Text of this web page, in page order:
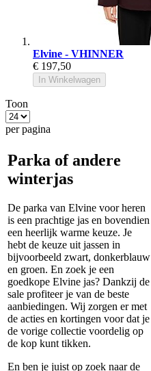
Elvine - VHINNER
€ 197,50
In Winkelwagen
Toon
per pagina
Parka of andere
winterjas
De parka van Elvine voor heren
is een prachtige jas en bovendien
een heerlijk warme keuze. Je
hebt de keuze uit jassen in
bijvoorbeeld zwart, donkerblauw
en groen. En zoek je een
goedkope Elvine jas? Dankzij de
sale profiteer je van de beste
aanbiedingen. Wij zorgen er met
de acties en kortingen voor dat je
de vorige collectie voordelig op
de kop kunt tikken.
En ben je juist op zoek naar de